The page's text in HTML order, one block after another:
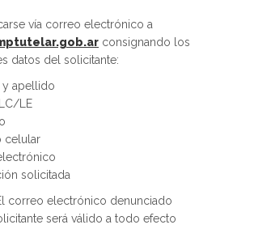
vía correo electrónico a
consignando los
datos del solicitante:
y apellido
LE
celular
solicitada
correo electrónico denunciado
será válido a todo efecto